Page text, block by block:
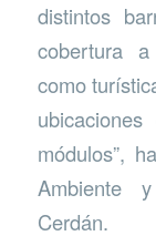
distintos
cobertura
como
módulos”,
Ambiente
Cerdán.